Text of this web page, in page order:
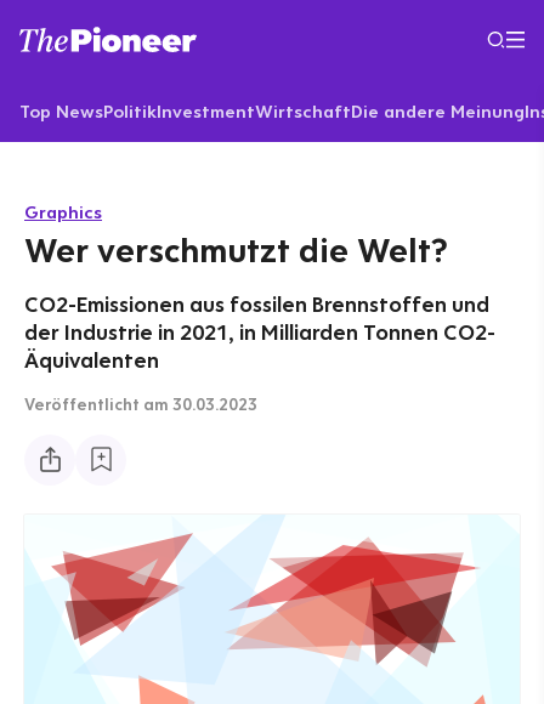
Top NewsPolitikInvestmentWirtschaftDie andere Meinung
Graphics
Wer verschmutzt die Welt?
CO2-Emissionen aus fossilen Brennstoffen und
der Industrie in 2021, in Milliarden Tonnen CO2-
Äquivalenten
Veröffentlicht am 30.03.2023